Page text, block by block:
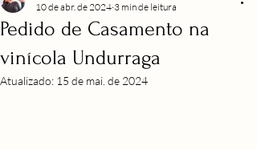
Pedido de Casamento na
vinícola Undurraga
10 de abr. de 2024 3 min de leitura
Atualizado: 15 de mai. de 2024